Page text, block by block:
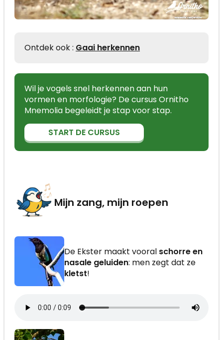
Ontdek ook : Gaai herkennen
Wil je vogels snel herkennen aan hun
vormen en morfologie? De cursus Ornitho
Mnemolia begeleidt je stap voor stap.
START DE CURSUS
Mijn zang, mijn roepen
De Ekster maakt vooral schorre en
nasale geluiden: men zegt dat ze
kletst!